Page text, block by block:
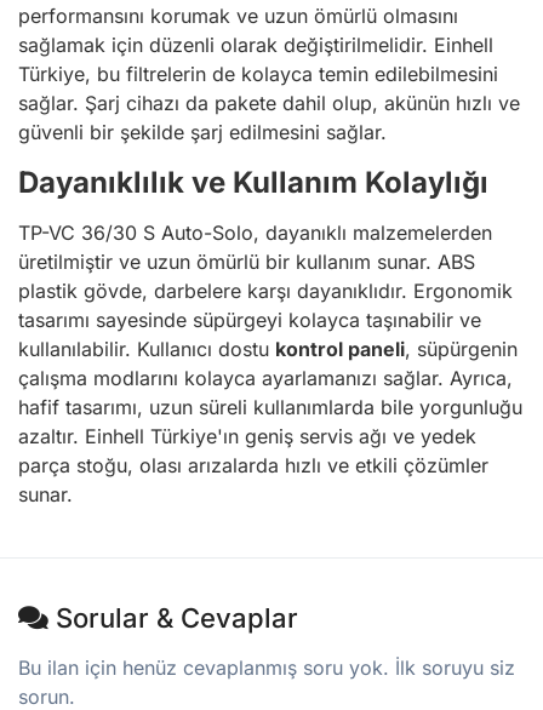
performansını korumak ve uzun ömürlü olmasını
sağlamak için düzenli olarak değiştirilmelidir. Einhell
Türkiye, bu filtrelerin de kolayca temin edilebilmesini
sağlar. Şarj cihazı da pakete dahil olup, akünün hızlı ve
güvenli bir şekilde şarj edilmesini sağlar.
Dayanıklılık ve Kullanım Kolaylığı
TP-VC 36/30 S Auto-Solo, dayanıklı malzemelerden
üretilmiştir ve uzun ömürlü bir kullanım sunar. ABS
plastik gövde, darbelere karşı dayanıklıdır. Ergonomik
tasarımı sayesinde süpürgeyi kolayca taşınabilir ve
kullanılabilir. Kullanıcı dostu kontrol paneli, süpürgenin
çalışma modlarını kolayca ayarlamanızı sağlar. Ayrıca,
hafif tasarımı, uzun süreli kullanımlarda bile yorgunluğu
azaltır. Einhell Türkiye'ın geniş servis ağı ve yedek
parça stoğu, olası arızalarda hızlı ve etkili çözümler
sunar.
Sorular & Cevaplar
Bu ilan için henüz cevaplanmış soru yok. İlk soruyu siz
sorun.